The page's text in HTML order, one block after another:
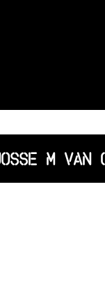
M VAN